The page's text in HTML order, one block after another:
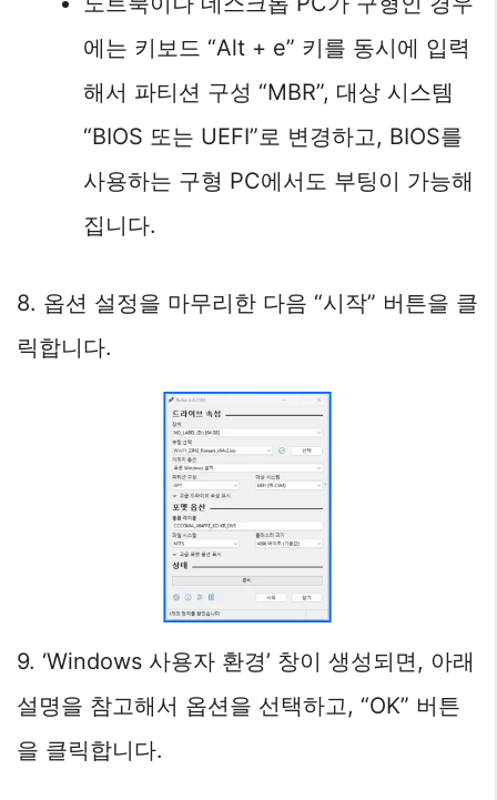
에는 키보드 “Alt + e” 키를 동시에 입력
해서 파티션 구성 “MBR”, 대상 시스템
“BIOS 또는 UEFI”로 변경하고, BIOS를
사용하는 구형 PC에서도 부팅이 가능해
집니다.
8. 옵션 설정을 마무리한 다음 “시작” 버튼을 클
릭합니다.
9. ‘Windows 사용자 환경’ 창이 생성되면, 아래
설명을 참고해서 옵션을 선택하고, “OK” 버튼
을 클릭합니다.